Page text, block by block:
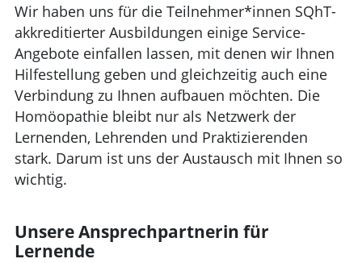
Wir haben uns für die Teilnehmer*innen SQhT-
akkreditierter Ausbildungen einige Service-
Angebote einfallen lassen, mit denen wir Ihnen
Hilfestellung geben und gleichzeitig auch eine
Verbindung zu Ihnen aufbauen möchten. Die
Homöopathie bleibt nur als Netzwerk der
Lernenden, Lehrenden und Praktizierenden
stark. Darum ist uns der Austausch mit Ihnen so
wichtig.
Unsere Ansprechpartnerin für
Lernende